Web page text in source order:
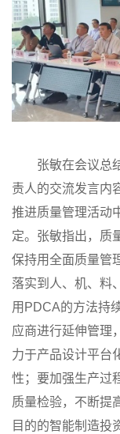
张敏在会议总
责人的交流发言内
推进质量管理活动
定。张敏指出，质
保持用全面质量管
落实到人、机、料
用PDCA的方法持
应商进行延伸管理
力于产品设计平台
性；要加强生产过
质量检验，不断提
目的的智能制造投